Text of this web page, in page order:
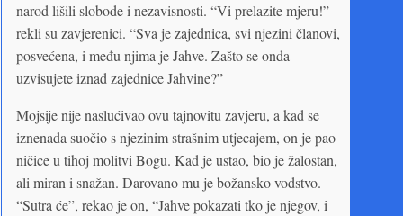
narod lišili slobode i nezavisnosti. “Vi prelazite mjeru!”
rekli su zavjerenici. “Sva je zajednica, svi njezini članovi,
posvećena, i među njima je Jahve. Zašto se onda
uzvisujete iznad zajednice Jahvine?”
Mojsije nije naslućivao ovu tajnovitu zavjeru, a kad se
iznenada suočio s njezinim strašnim utjecajem, on je pao
ničice u tihoj molitvi Bogu. Kad je ustao, bio je žalostan,
ali miran i snažan. Darovano mu je božansko vodstvo.
“Sutra će”, rekao je on, “Jahve pokazati tko je njegov, i